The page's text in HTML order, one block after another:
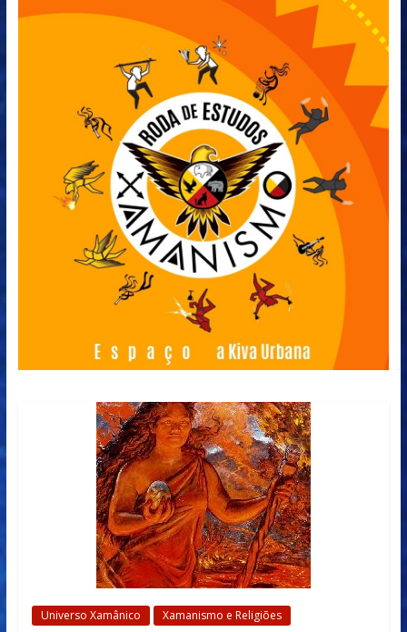
Universo Xamânico Xamanismo e Religiões